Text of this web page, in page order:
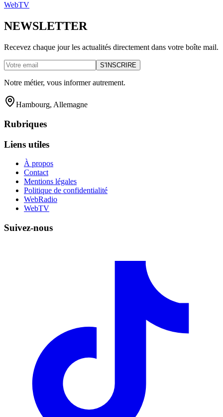
WebTV
NEWSLETTER
Recevez chaque jour les actualités directement dans votre boîte mail.
S'INSCRIRE
Notre métier, vous informer autrement.
Hambourg, Allemagne
Rubriques
Liens utiles
À propos
Contact
Mentions légales
Politique de confidentialité
WebRadio
WebTV
Suivez-nous